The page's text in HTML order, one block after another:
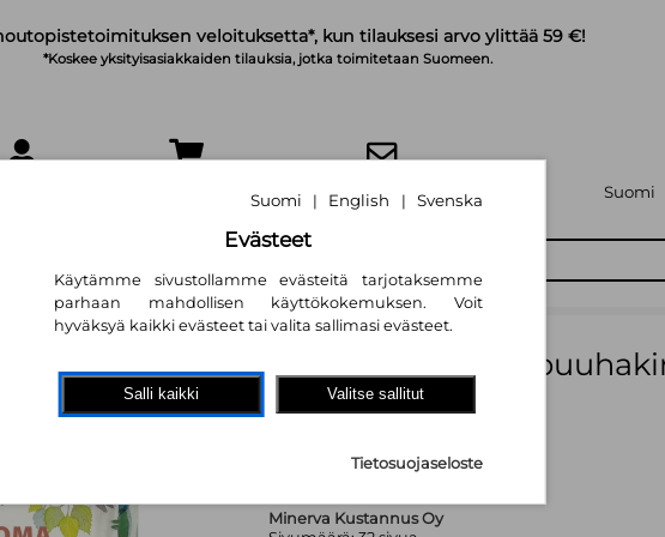
veloituksetta*, kun tilauksesi arvo ylittää 59 €!
*Koskee yksityisasiakkaiden tilauksia, jotka toimitetaan Suomeen.
TILAA UUTISKIRJE Suomi
Lapsen oma
Laila Nevakivi
10,30 €
Minerva Kustannus Oy
Suomi | English | Svenska
Evästeet
Käytämme sivustollamme evästeitä tarjotaksemme
parhaan mahdollisen käyttökokemuksen. Voit
hyväksyä kaikki evästeet tai valita sallimasi evästeet.
Salli kaikki Valitse sallitut
Tietosuojaseloste